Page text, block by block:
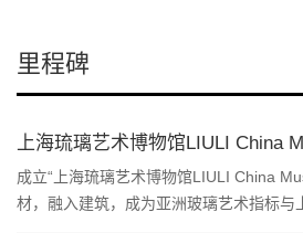
里程碑
上海琉璃艺术博物馆LIULI China
成立“上海琉璃艺术博物馆LIULI China
材，融入建筑，成为亚洲玻璃艺术指标与